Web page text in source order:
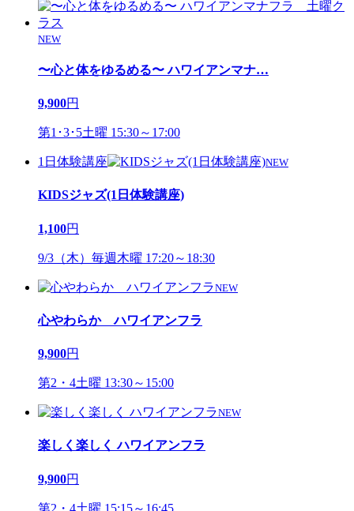
NEW
〜心と体をゆるめる〜 ハワイアンマナ…
9,900円
第1･3･5土曜 15:30～17:00
1日体験講座 NEW
KIDSジャズ(1日体験講座)
1,100円
9/3（木）毎週木曜 17:20～18:30
NEW
心やわらか ハワイアンフラ
9,900円
第2・4土曜 13:30～15:00
NEW
楽しく楽しく ハワイアンフラ
9,900円
第2・4土曜 15:15～16:45